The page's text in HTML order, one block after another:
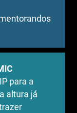
para a
altura já